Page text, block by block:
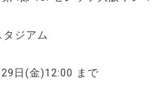
ジアム
日(金)12:00 まで